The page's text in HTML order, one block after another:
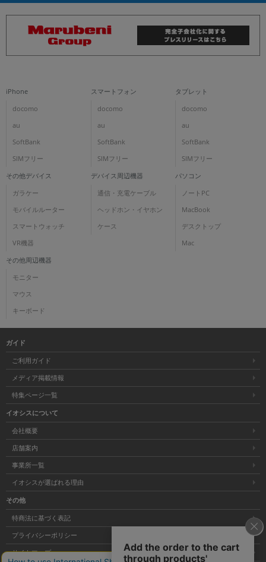
iPhone
docomo
au
SoftBank
SIMフリー
スマートフォン
docomo
au
SoftBank
SIMフリー
タブレット
docomo
au
SoftBank
SIMフリー
その他デバイス
ガラケー
モバイルルーター
スマートウォッチ
VR機器
デバイス周辺機器
通信・充電ケーブル
ヘッドホン・イヤホン
ケース
パソコン
ノートPC
MacBook
デスクトップ
Mac
その他周辺機器
モニター
マウス
キーボード
ガイド
ご利用ガイド
メディア掲載情報
特集ページ一覧
イオシスについて
会社概要
店舗案内
事業所一覧
イオシスが選ばれる理由
その他
特商法に基づく表記
プライバシーポリシー
サイトマップ